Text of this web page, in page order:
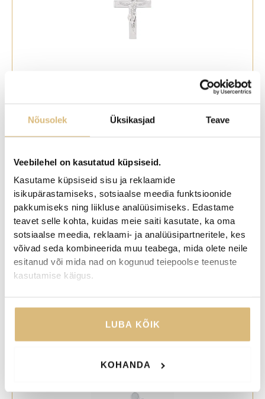
Nõusolek Üksikasjad Teave
Veebilehel on kasutatud küpsiseid.
Kasutame küpsiseid sisu ja reklaamide
isikupärastamiseks, sotsiaalse meedia funktsioonide
pakkumiseks ning liikluse analüüsimiseks. Edastame
teavet selle kohta, kuidas meie saiti kasutate, ka oma
sotsiaalse meedia, reklaami- ja analüüsipartneritele, kes
võivad seda kombineerida muu teabega, mida olete neile
esitanud või mida nad on kogunud teiepoolse teenuste
kasutamise käigus.
LUBA KÕIK
KOHANDA
45,00€